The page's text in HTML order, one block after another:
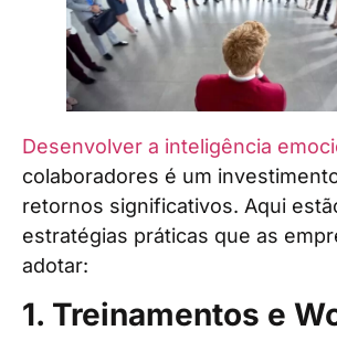
Desenvolver a inteligência
colaboradores é um
retornos significativos. Aqui
estratégias práticas que as
adotar:
1. Treinamentos e